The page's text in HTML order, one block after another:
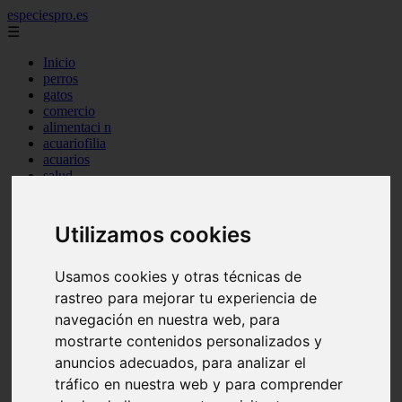
Utilizamos cookies
Usamos cookies y otras técnicas de
rastreo para mejorar tu experiencia de
navegación en nuestra web, para
mostrarte contenidos personalizados y
anuncios adecuados, para analizar el
tráfico en nuestra web y para comprender
especiespro.es
☰
Inicio
perros
gatos
comercio
alimentaci n
acuariofilia
acuarios
salud
mantenimiento
aves
bienestar
verano
legislaci n
peluquer a
peluquer a canina
complementos